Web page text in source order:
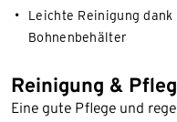
Leichte Reinigung
Bohnenbehälter
Reinigung &
Eine gute Pflege und